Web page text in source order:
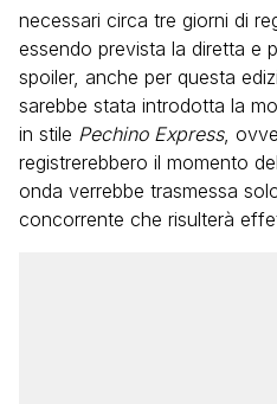
necessari circa tre giorni di
essendo prevista la diretta e
spoiler, anche per questa
sarebbe stata introdotta la
in stile Pechino Express,
registrerebbero il momento
onda verrebbe trasmessa
concorrente che risulterà